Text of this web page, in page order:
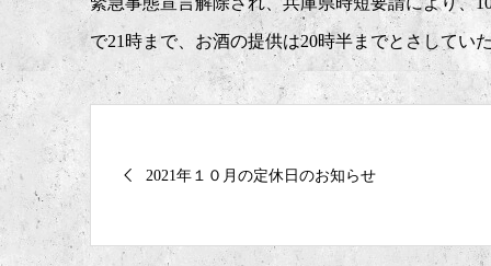
で21時まで、お酒の提供は20時半までとさしてい
2021年１０月の定休日のお知らせ